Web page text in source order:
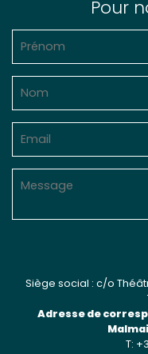
Pour
Siège social : c/o
Adresse de
T: